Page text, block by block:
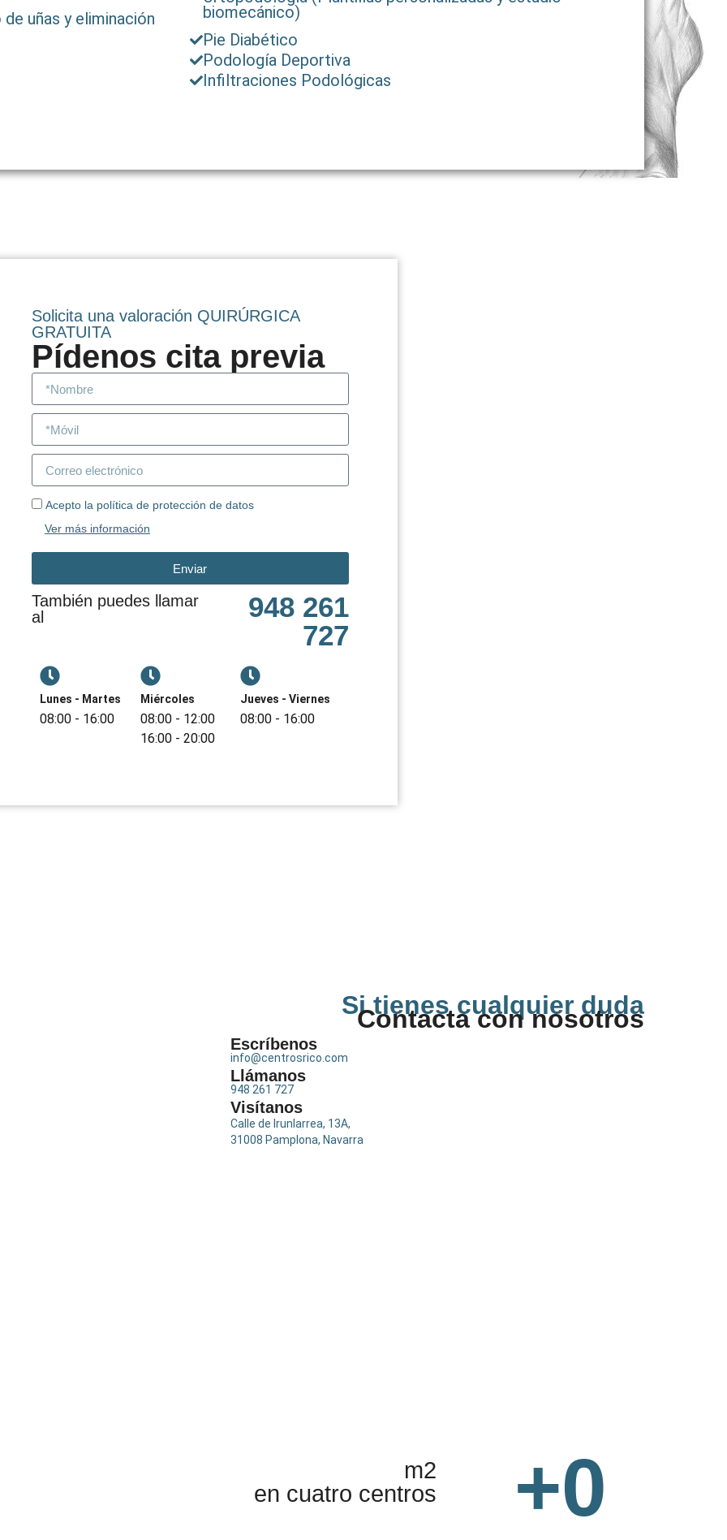
uñas y eliminación
biomecánico)
Pie Diabético
Podología Deportiva
Infiltraciones Podológicas
Solicita una valoración QUIRÚRGICA
GRATUITA
Pídenos cita previa
Acepto la política de protección de datos
Ver más información
Enviar
También puedes llamar
al
948 261
727
Lunes - Martes
08:00 - 16:00
Miércoles
08:00 - 12:00
16:00 - 20:00
Jueves - Viernes
08:00 - 16:00
Si tienes cualquier duda
Contacta con nosotros
Escríbenos
info@centrosrico.com
Llámanos
948 261 727
Visítanos
Calle de Irunlarrea, 13A,
31008 Pamplona, Navarra
m2
en cuatro centros
+0